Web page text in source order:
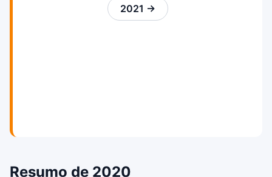
2021 →
Resumo de 2020